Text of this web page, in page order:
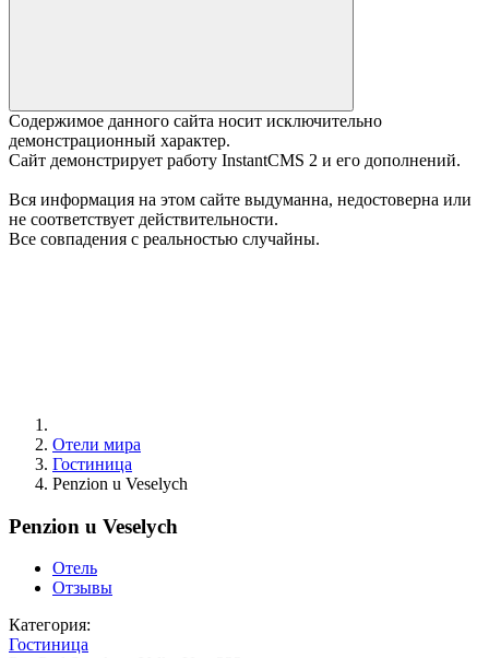
Содержимое данного сайта носит исключительно
демонстрационный характер.
Сайт демонстрирует работу InstantCMS 2 и его дополнений.
Вся информация на этом сайте выдуманна, недостоверна или
не соответствует действительности.
Все совпадения с реальностью случайны.
Отели мира
Гостиница
Penzion u Veselych
Penzion u Veselych
Отель
Отзывы
Категория:
Гостиница